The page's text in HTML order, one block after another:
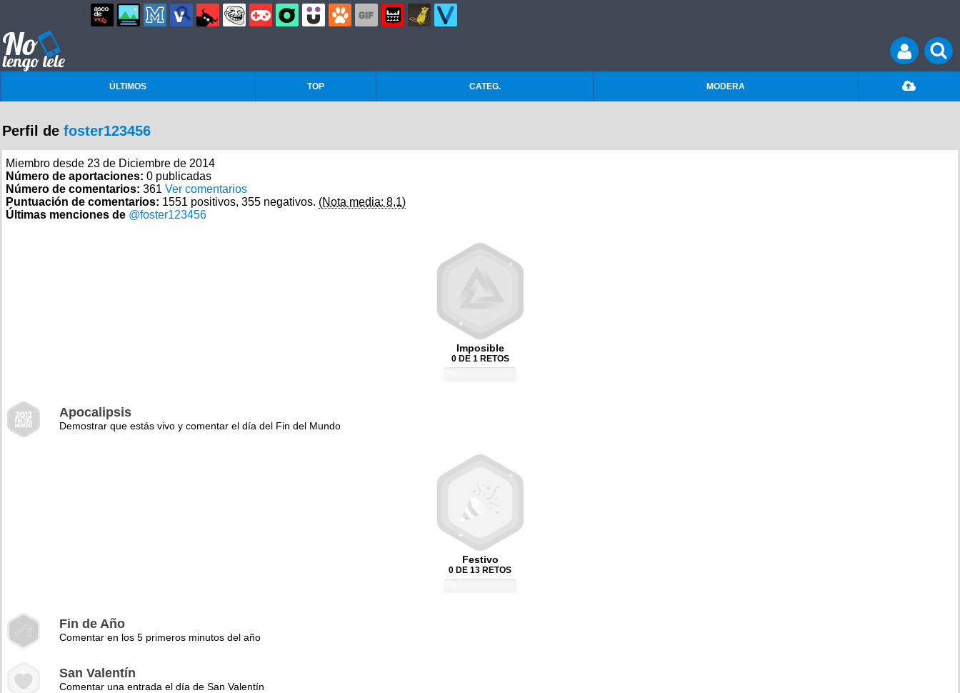
ÚLTIMOS TOP CATEG. MODERA
Perfil de foster123456
Miembro desde 23 de Diciembre de 2014
Número de aportaciones: 0 publicadas
Número de comentarios: 361 Ver comentarios
Puntuación de comentarios: 1551 positivos, 355 negativos. (Nota media: 8,1)
Últimas menciones de @foster123456
Imposible
0 DE 1 RETOS
Apocalipsis
Demostrar que estás vivo y comentar el día del Fin del Mundo
Festivo
0 DE 13 RETOS
Fin de Año
Comentar en los 5 primeros minutos del año
San Valentín
Comentar una entrada el día de San Valentín